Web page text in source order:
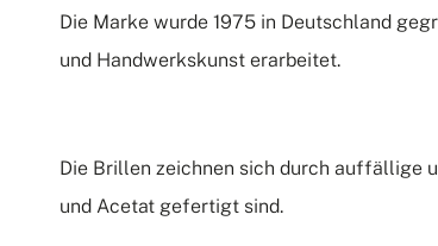
Die Marke wurde 1975 in Deutschland
und Handwerkskunst erarbeitet.
Die Brillen zeichnen sich durch auffällige
und Acetat gefertigt sind.